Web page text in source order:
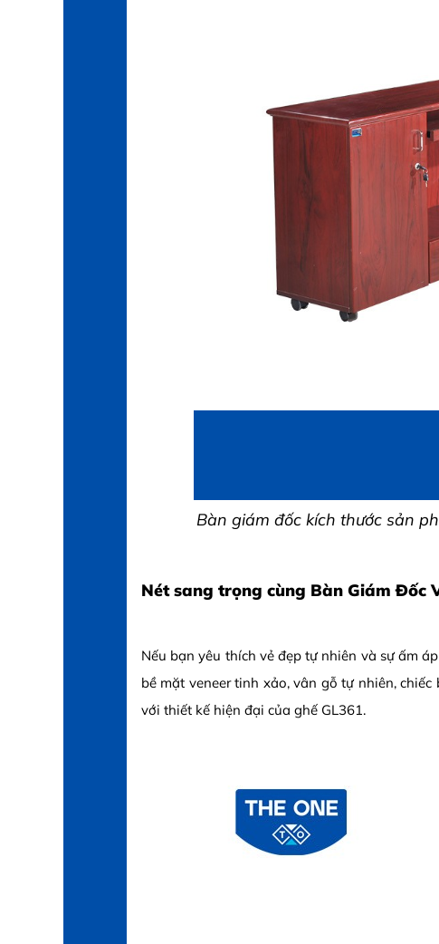
Bàn giám đốc kích thước sản
Nét sang trọng cùng Bàn Giám Đốc
Nếu bạn yêu thích vẻ đẹp tự nhiên và sự ấm
bề mặt veneer tinh xảo, vân gỗ tự nhiên,
với thiết kế hiện đại của ghế GL361.